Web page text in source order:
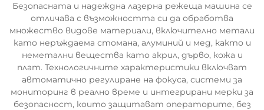
Безопасната и надеждна лазерна режеща машина се
отличава с възможността си да обработва
множество видове материали, включително метали
като неръждаема стомана, алуминий и мед, както и
неметални вещества като акрил, дърво, кожа и
плат. Технологичните характеристики включват
автоматично регулиране на фокуса, системи за
мониторинг в реално време и интегрирани мерки за
безопасност, които защитават операторите, без